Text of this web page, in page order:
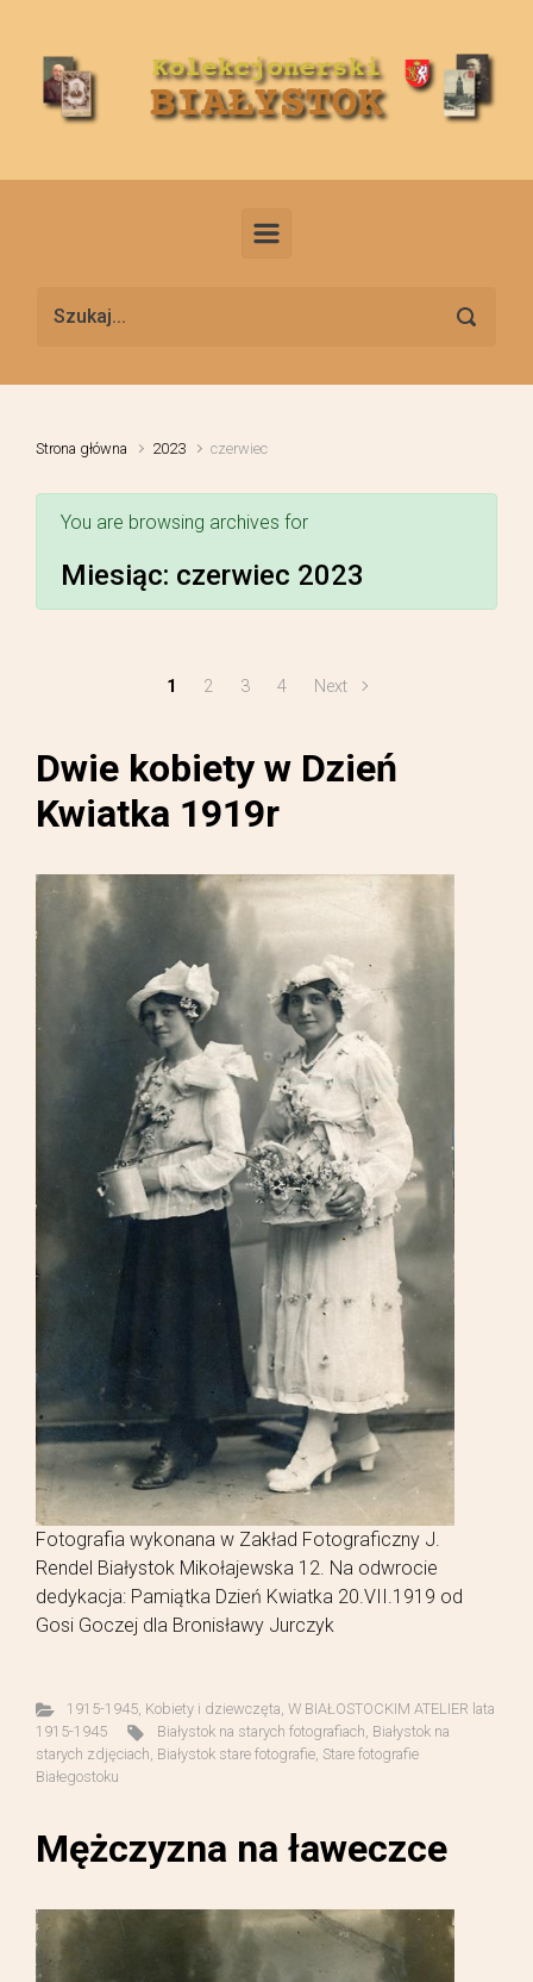
Strona główna 2023 czerwiec
You are browsing archives for
Miesiąc: czerwiec 2023
1 2 3 4 Next
Dwie kobiety w Dzień
Kwiatka 1919r
Fotografia wykonana w Zakład Fotograficzny J.
Rendel Białystok Mikołajewska 12. Na odwrocie
dedykacja: Pamiątka Dzień Kwiatka 20.VII.1919 od
Gosi Goczej dla Bronisławy Jurczyk
1915-1945, Kobiety i dziewczęta W BIAŁOSTOCKIM ATELIER lata
1915-1945
Białystok na starych fotografiach Białystok na
starych zdjęciach Białystok stare fotografie Stare fotografie
Białegostoku
Mężczyzna na ławeczce